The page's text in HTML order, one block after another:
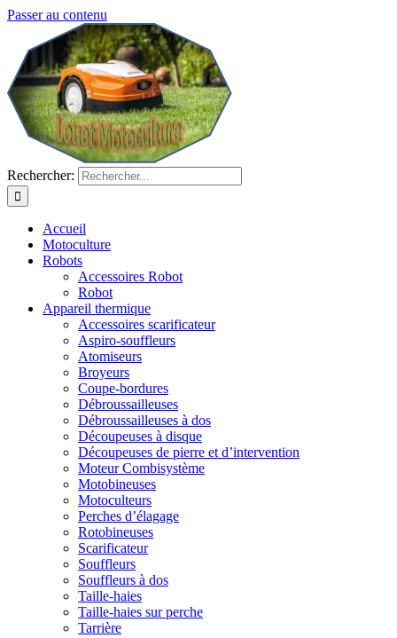
Passer au contenu
Rechercher:
Accueil
Motoculture
Robots
Accessoires Robot
Robot
Appareil thermique
Accessoires scarificateur
Aspiro-souffleurs
Atomiseurs
Broyeurs
Coupe-bordures
Débroussailleuses
Débroussailleuses à dos
Découpeuses à disque
Découpeuses de pierre et d’intervention
Moteur Combisystème
Motobineuses
Motoculteurs
Perches d’élagage
Rotobineuses
Scarificateur
Souffleurs
Souffleurs à dos
Taille-haies
Taille-haies sur perche
Tarrière